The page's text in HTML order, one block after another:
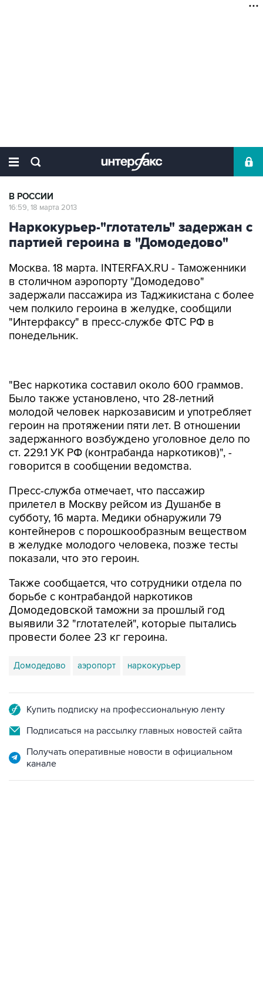
В РОССИИ
16:59, 18 марта 2013
Наркокурьер-"глотатель" задержан с
партией героина в "Домодедово"
Москва. 18 марта. INTERFAX.RU - Таможенники
в столичном аэропорту "Домодедово"
задержали пассажира из Таджикистана с более
чем полкило героина в желудке, сообщили
"Интерфаксу" в пресс-службе ФТС РФ в
понедельник.
"Вес наркотика составил около 600 граммов.
Было также установлено, что 28-летний
молодой человек наркозависим и употребляет
героин на протяжении пяти лет. В отношении
задержанного возбуждено уголовное дело по
ст. 229.1 УК РФ (контрабанда наркотиков)", -
говорится в сообщении ведомства.
Пресс-служба отмечает, что пассажир
прилетел в Москву рейсом из Душанбе в
субботу, 16 марта. Медики обнаружили 79
контейнеров с порошкообразным веществом
в желудке молодого человека, позже тесты
показали, что это героин.
Также сообщается, что сотрудники отдела по
борьбе с контрабандой наркотиков
Домодедовской таможни за прошлый год
выявили 32 "глотателей", которые пытались
провести более 23 кг героина.
Домодедово аэропорт наркокурьер
Купить подписку на профессиональную ленту
Подписаться на рассылку главных новостей сайта
Получать оперативные новости в официальном
канале